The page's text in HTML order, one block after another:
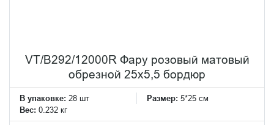
VT/B292/12000R Фару розовый матовый
обрезной 25х5,5 бордюр
В упаковке: 28 шт Размер: 5*25 см
Вес: 0.232 кг